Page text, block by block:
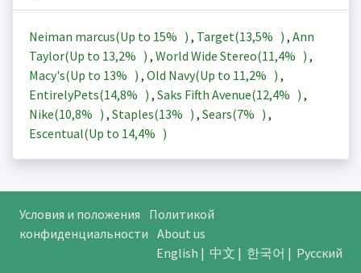
Neiman marcus(Up to 15% ) , Target(13,5% ) , Ann
Taylor(Up to 13,2% ) , World Wide Stereo(11,4% ) ,
Macy's(Up to 13% ) , Old Navy(Up to 11,2% ) ,
EntirelyPets(14,8% ) , Saks Fifth Avenue(12,4% ) ,
Nike(10,8% ) , Staples(13% ) , Sears(7% ) ,
Escentual(Up to 14,4% )
Условия и положения
Политикой
конфиденциальности About us
English | 中文 | 한국어 | Русский